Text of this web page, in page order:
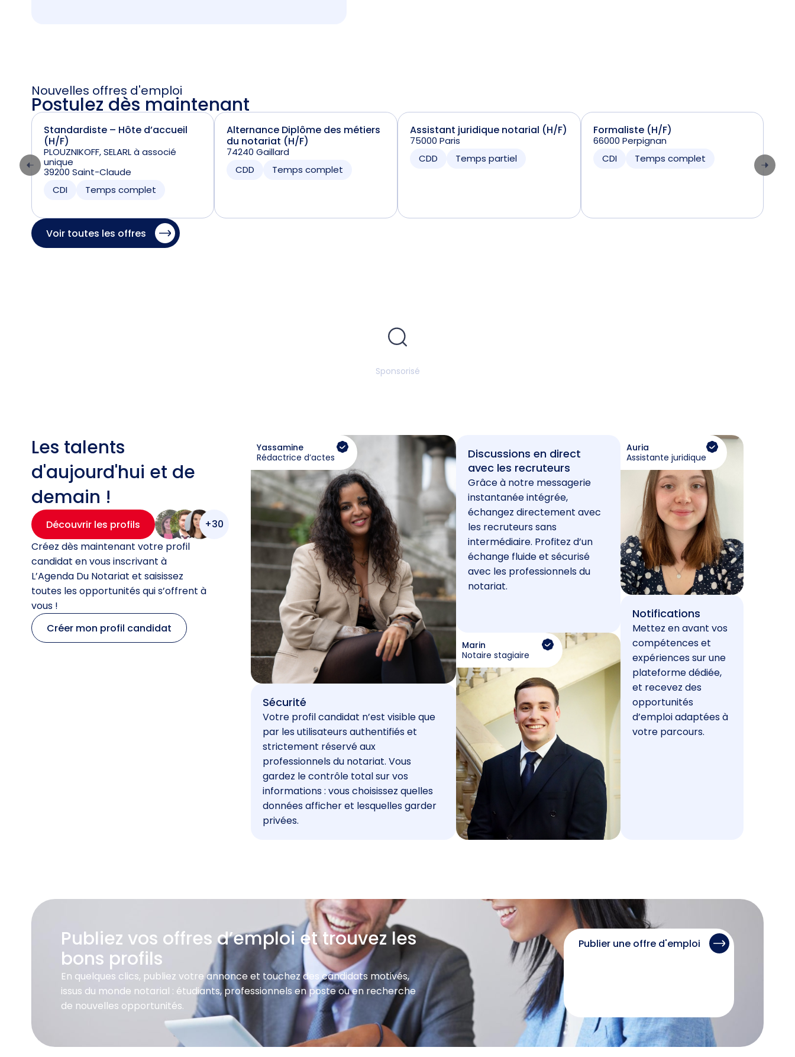
Nouvelles offres d'emploi
Postulez dès maintenant
Standardiste – Hôte d’accueil
(H/F)
PLOUZNIKOFF, SELARL à associé
unique
39200 Saint-Claude
CDI
Temps complet
Alternance Diplôme des métiers
du notariat (H/F)
74240 Gaillard
CDD
Temps complet
Assistant juridique notarial (H/F)
75000 Paris
CDD
Temps partiel
Formaliste (H/F)
66000 Perpignan
CDI
Temps complet
Voir toutes les offres
Sponsorisé
Les talents
d'aujourd'hui et de
demain !
Découvrir les profils
+30
Créez dès maintenant votre profil
candidat en vous inscrivant à
L’Agenda Du Notariat et saisissez
toutes les opportunités qui s’offrent à
vous !
Créer mon profil candidat
Yassamine
Rédactrice d’actes
Sécurité
Votre profil candidat n’est visible que
par les utilisateurs authentifiés et
strictement réservé aux
professionnels du notariat. Vous
gardez le contrôle total sur vos
informations : vous choisissez quelles
données afficher et lesquelles garder
privées.
Discussions en direct
avec les recruteurs
Grâce à notre messagerie
instantanée intégrée,
échangez directement avec
les recruteurs sans
intermédiaire. Profitez d’un
échange fluide et sécurisé
avec les professionnels du
notariat.
Marin
Notaire stagiaire
Auria
Assistante juridique
Notifications
Mettez en avant vos
compétences et
expériences sur une
plateforme dédiée,
et recevez des
opportunités
d’emploi adaptées à
votre parcours.
Publiez vos offres d’emploi et trouvez les
bons profils
En quelques clics, publiez votre annonce et touchez des candidats motivés,
issus du monde notarial : étudiants, professionnels en poste ou en recherche
de nouvelles opportunités.
Publier une offre d'emploi